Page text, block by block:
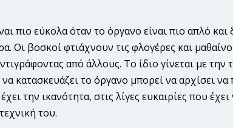
πιο εύκολα όταν το όργανο είναι πιο απλό
Οι βοσκοί φτιάχνουν τις φλογέρες και
από άλλους. Το ίδιο γίνεται με
να κατασκευάζει το όργανο μπορεί να αρχίσει
την ικανότητα, στις λίγες ευκαιρίες που
του.